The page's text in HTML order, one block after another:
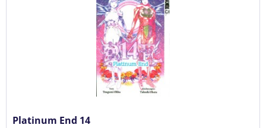
Platinum End 14